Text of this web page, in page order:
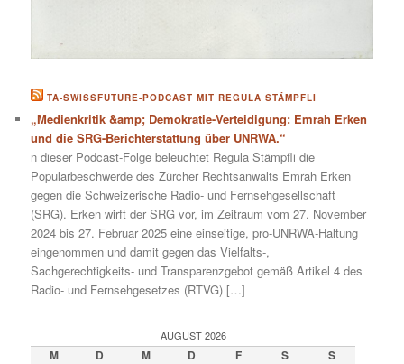
TA-SWISSFUTURE-PODCAST MIT REGULA STÄMPFLI
„Medienkritik &amp; Demokratie-Verteidigung: Emrah Erken
und die SRG-Berichterstattung über UNRWA.“
n dieser Podcast-Folge beleuchtet Regula Stämpfli die
Popularbeschwerde des Zürcher Rechtsanwalts Emrah Erken
gegen die Schweizerische Radio- und Fernsehgesellschaft
(SRG). Erken wirft der SRG vor, im Zeitraum vom 27. November
2024 bis 27. Februar 2025 eine einseitige, pro-UNRWA-Haltung
eingenommen und damit gegen das Vielfalts-,
Sachgerechtigkeits- und Transparenzgebot gemäß Artikel 4 des
Radio- und Fernsehgesetzes (RTVG) […]
AUGUST 2026
M D M D F S S